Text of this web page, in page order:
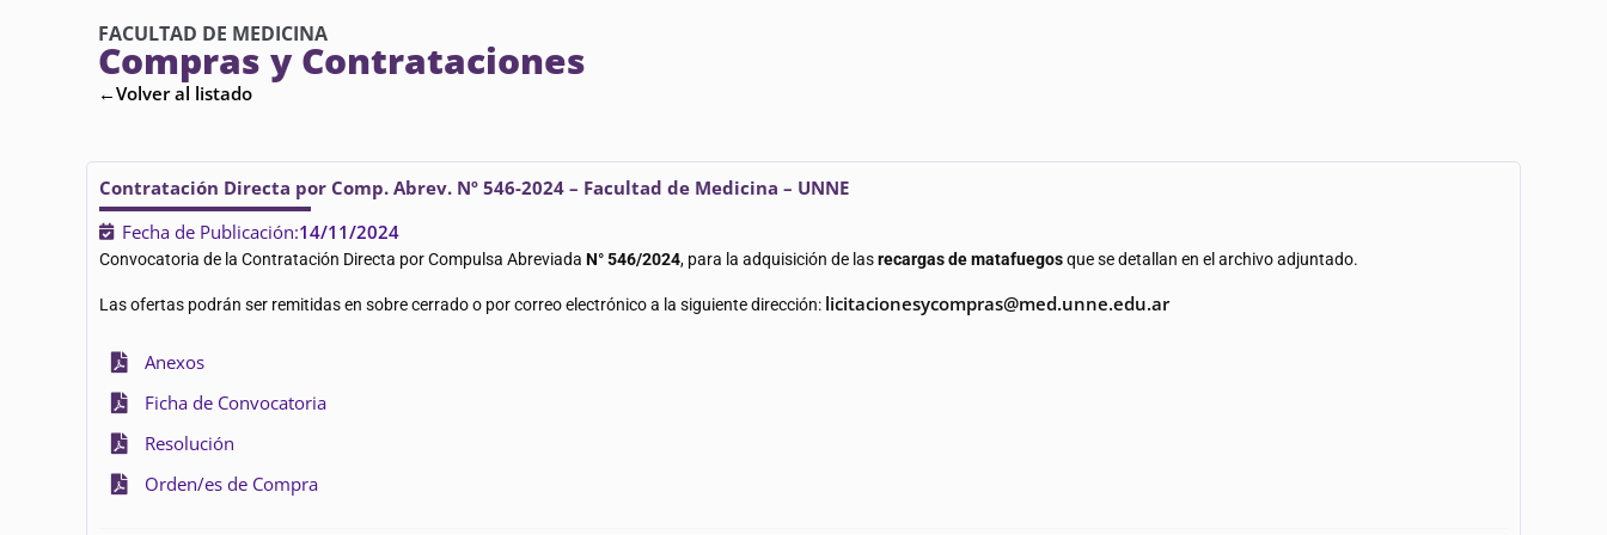
FACULTAD DE MEDICINA
Compras y Contrataciones
←Volver al listado
Contratación Directa por Comp. Abrev. Nº 546-2024 – Facultad de Medicina – UNNE
Fecha de Publicación:14/11/2024
Convocatoria de la Contratación Directa por Compulsa Abreviada N° 546/2024, para la adquisición de lasrecargas de matafuegosque se detallan en el archivo adjuntado.
Las ofertas podrán ser remitidas en sobre cerrado o por correo electrónico a la siguiente dirección: licitacionesycompras@med.unne.edu.ar
Anexos
Ficha de Convocatoria
Resolución
Orden/es de Compra